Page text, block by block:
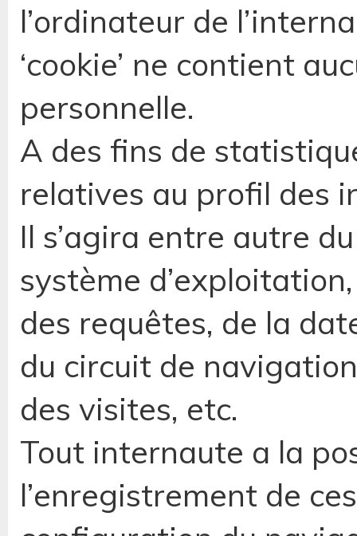
l’ordinateur de
‘cookie’ ne contient
personnelle.
A des fins de
relatives au profil des
Il s’agira entre autre
système
des requêtes, de la
du circuit de
des visites, etc.
Tout internaute a la
l’enregistrement de